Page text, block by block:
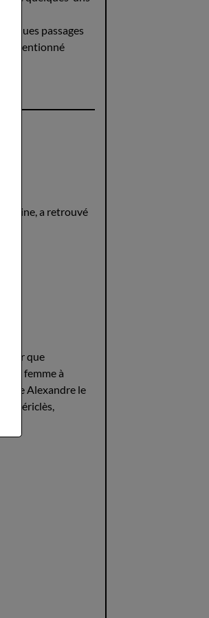
passages
mentionné
a retrouvé
que
la femme à
Alexandre le
Périclès,